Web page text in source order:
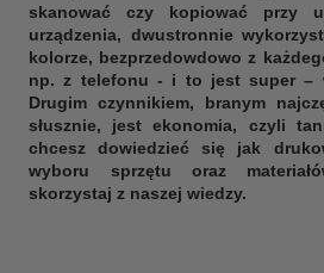
skanować czy kopiować przy
urządzenia, dwustronnie
kolorze, bezprzedowdowo z
np. z telefonu - i to jest super –
Drugim czynnikiem, branym
słusznie, jest ekonomia, czyli
chcesz dowiedzieć się jak
wyboru sprzętu oraz
skorzystaj z naszej wiedzy.